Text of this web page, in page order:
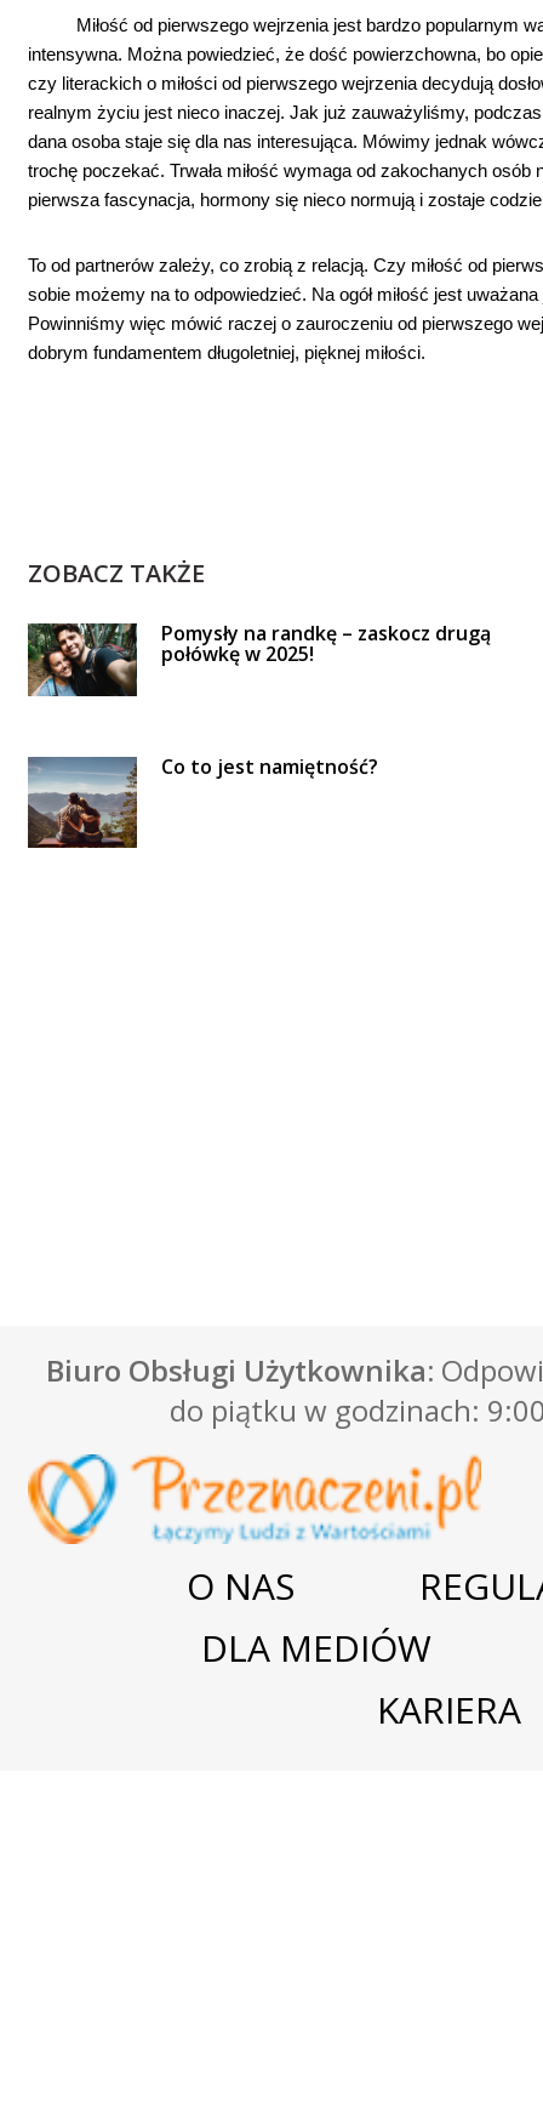
Miłość od pierwszego wejrzenia jest bardzo popularnym
intensywna. Można powiedzieć, że dość powierzchowna, bo
czy literackich o miłości od pierwszego wejrzenia decydują
realnym życiu jest nieco inaczej. Jak już zauważyliśmy,
dana osoba staje się dla nas interesująca. Mówimy jednak
trochę poczekać. Trwała miłość wymaga od zakochanych
pierwsza fascynacja, hormony się nieco normują i zostaje
To od partnerów zależy, co zrobią z relacją. Czy miłość od
sobie możemy na to odpowiedzieć. Na ogół miłość jest
Powinniśmy więc mówić raczej o zauroczeniu od pierwszego
dobrym fundamentem długoletniej, pięknej miłości.
ZOBACZ TAKŻE
Pomysły na randkę – zaskocz drugą
połówkę w 2025!
Co to jest namiętność?
Biuro Obsługi Użytkownika:
do piątku w godzinach:
O NAS
DLA MEDIÓW
KARIERA